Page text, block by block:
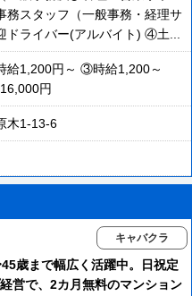
務スタッフ（一般事務・経理サ
ドライバー(アルバイト) ④土...
1,200円～ ③時給1,200～
円
1-13-6​
キャバクラ
歳まで幅広く活躍中。日祝定
営で、2カ月無料のマンション